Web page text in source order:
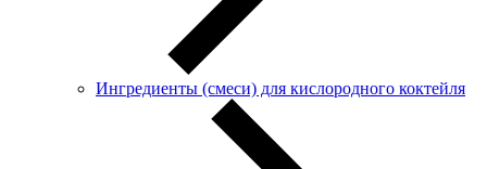
Ингредиенты (смеси) для кислородного коктейля